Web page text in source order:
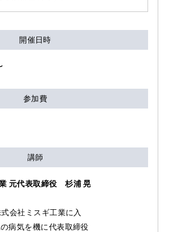
開催日時
参加費
講師
元代表取締役 杉浦 晃
会社ミスギ工業に入
病気を機に代表取締役